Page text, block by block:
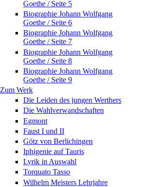
Goethe / Seite 5
Biographie Johann Wolfgang
Goethe / Seite 6
Biographie Johann Wolfgang
Goethe / Seite 7
Biographie Johann Wolfgang
Goethe / Seite 8
Biographie Johann Wolfgang
Goethe / Seite 9
Zum Werk
Die Leiden des jungen Werthers
Die Wahlverwandschaften
Egmont
Faust I und II
Götz von Berlichingen
Iphigenie auf Tauris
Lyrik in Auswahl
Torquato Tasso
Wilhelm Meisters Lehrjahre